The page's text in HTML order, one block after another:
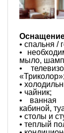
• спальня /
•
мыло,
•
«Триколор»;
•
• чайник;
• ванная
кабиной,
• столы и
• теплый